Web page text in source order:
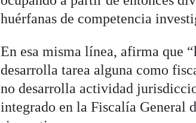
huérfanas de competencia
En esa misma línea, afirma que
desarrolla tarea alguna como
no desarrolla actividad
integrado en la Fiscalía General